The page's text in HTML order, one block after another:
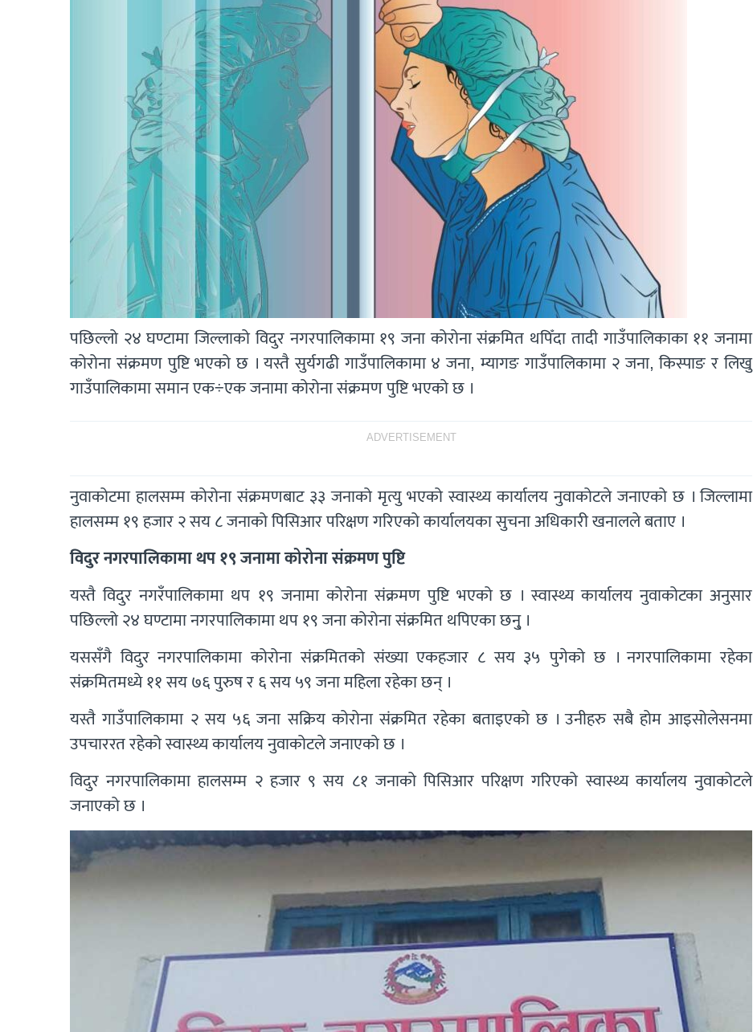
पछिल्लो २४ घण्टामा जिल्लाको विदुर नगरपालिकामा १९ जना कोरोना संक्रमित थपिँदा तादी गाउँपालिकाका ११ जनामा
कोरोना संक्रमण पुष्टि भएको छ । यस्तै सुर्यगढी गाउँपालिकामा ४ जना, म्यागङ गाउँपालिकामा २ जना, किस्पाङ र लिखु
गाउँपालिकामा समान एक÷एक जनामा कोरोना संक्रमण पुष्टि भएको छ ।
ADVERTISEMENT
नुवाकोटमा हालसम्म कोरोना संक्रमणबाट ३३ जनाको मृत्यु भएको स्वास्थ्य कार्यालय नुवाकोटले जनाएको छ । जिल्लामा
हालसम्म १९ हजार २ सय ८ जनाको पिसिआर परिक्षण गरिएको कार्यालयका सुचना अधिकारी खनालले बताए ।
विदुर नगरपालिकामा थप १९ जनामा कोरोना संक्रमण पुष्टि
यस्तै विदुर नगरँपालिकामा थप १९ जनामा कोरोना संक्रमण पुष्टि भएको छ । स्वास्थ्य कार्यालय नुवाकोटका अनुसार
पछिल्लो २४ घण्टामा नगरपालिकामा थप १९ जना कोरोना संक्रमित थपिएका छनु् ।
यससँगै विदुर नगरपालिकामा कोरोना संक्रमितको संख्या एकहजार ८ सय ३५ पुगेको छ । नगरपालिकामा रहेका
संक्रमितमध्ये ११ सय ७६ पुरुष र ६ सय ५९ जना महिला रहेका छन् ।
यस्तै गाउँपालिकामा २ सय ५६ जना सक्रिय कोरोना संक्रमित रहेका बताइएको छ । उनीहरु सबै होम आइसोलेसनमा
उपचाररत रहेको स्वास्थ्य कार्यालय नुवाकोटले जनाएको छ ।
विदुर नगरपालिकामा हालसम्म २ हजार ९ सय ८१ जनाको पिसिआर परिक्षण गरिएको स्वास्थ्य कार्यालय नुवाकोटले
जनाएको छ ।